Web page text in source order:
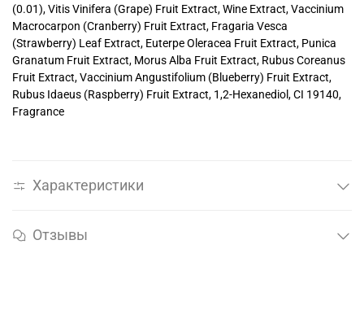
(0.01), Vitis Vinifera (Grape) Fruit Extract, Wine Extract, Vaccinium
Macrocarpon (Cranberry) Fruit Extract, Fragaria Vesca
(Strawberry) Leaf Extract, Euterpe Oleracea Fruit Extract, Punica
Granatum Fruit Extract, Morus Alba Fruit Extract, Rubus Coreanus
Fruit Extract, Vaccinium Angustifolium (Blueberry) Fruit Extract,
Rubus Idaeus (Raspberry) Fruit Extract, 1,2-Hexanediol, CI 19140,
Fragrance
Характеристики
Отзывы